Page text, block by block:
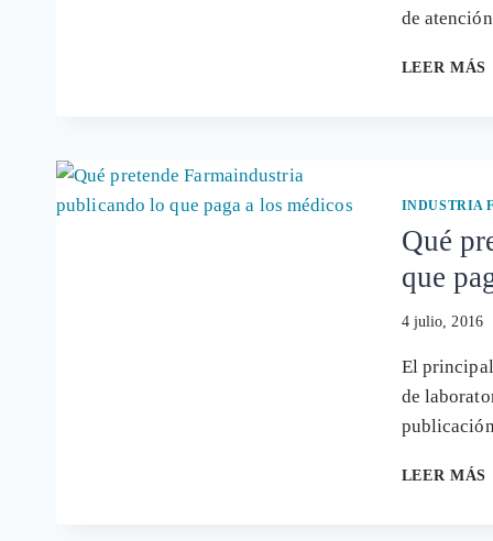
de
LEER MÁS
INDUSTRIA
Qué
que
4 julio, 2016
El
de
LEER MÁS